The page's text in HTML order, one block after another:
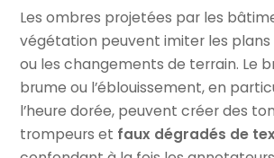
Les ombres projetées par les
végétation peuvent imiter les plans
ou les changements de terrain. Le
brume ou l’éblouissement, en
l’heure dorée, peuvent créer des
trompeurs et faux dégradés de